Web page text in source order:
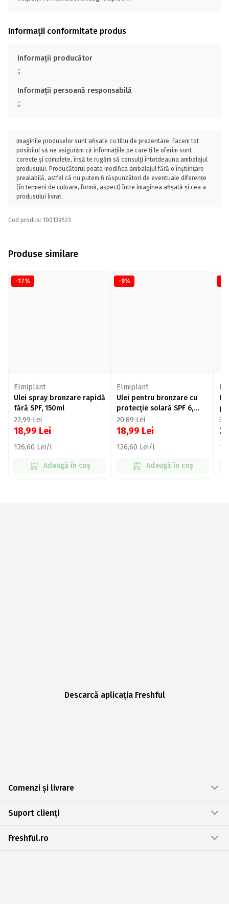
Informații conformitate produs
Informații producător
;;
Informații persoană responsabilă
;;
Imaginile produselor sunt afișate cu titlu de prezentare. Facem tot
posibilul să ne asigurăm că informațiile pe care ți le oferim sunt
corecte și complete, însă te rugăm să consulți întotdeauna ambalajul
produsului. Producătorul poate modifica ambalajul fără o înștiințare
prealabilă, astfel că nu putem fi răspunzători de eventuale diferențe
(în termeni de culoare, formă, aspect) între imaginea afișată și cea a
produsului livrat.
Cod produs: 100139523
Produse similare
-17%
Elmiplant
Ulei spray bronzare rapidă
fără SPF, 150ml
22,99Lei
18,99 Lei
126,60 Lei/l
Adaugă în coș
-9%
Elmiplant
Ulei pentru bronzare cu
protecție solară SPF 6,
150ml
20,89Lei
18,99 Lei
126,60 Lei/l
Adaugă în coș
Descarcă aplicația Freshful
Comenzi și livrare
Suport clienți
Freshful.ro